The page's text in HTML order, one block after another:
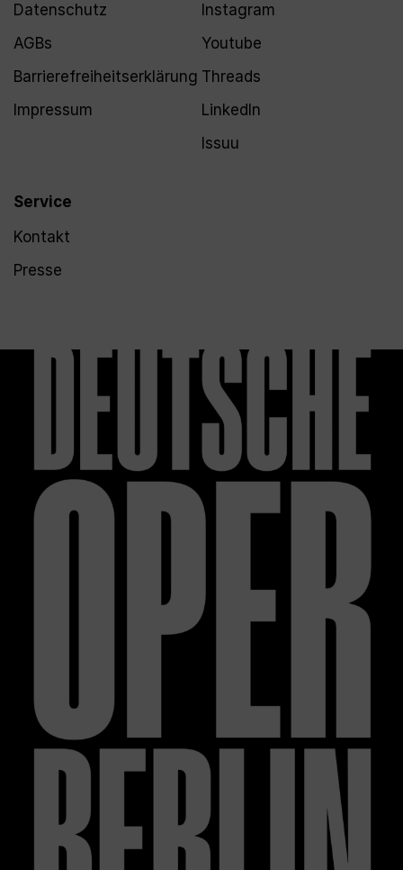
Datenschutz
AGBs
Barrierefreiheitserklärung
Impressum
Service
Kontakt
Presse
Instagram
Youtube
Threads
LinkedIn
Issuu